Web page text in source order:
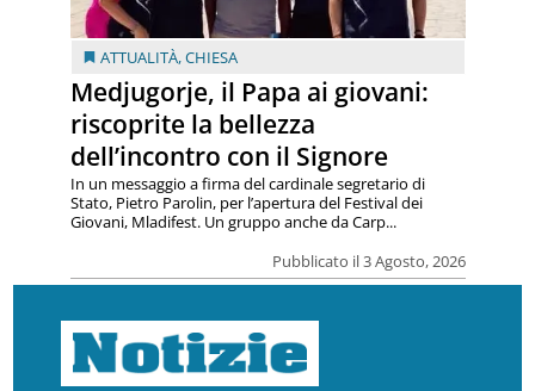
ATTUALITÀ,CHIESA
Medjugorje, il Papa ai giovani:
riscoprite la bellezza
dell’incontro con il Signore
Pubblicato il 3 Agosto, 2026
In un messaggio a firma del cardinale segretario di
Stato, Pietro Parolin, per l’apertura del Festival dei
Giovani, Mladifest. Un gruppo anche da Carp...